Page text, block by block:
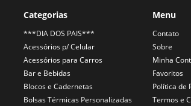
Categorias
***DIA DOS PAIS***
Acessórios p/ Celular
Acessórios para Carros
Bar e Bebidas
Blocos e Cadernetas
Bolsas Térmicas Personalizadas
Menu
Contato
Sobre
Minha
Favoritos
Política de
Termos e